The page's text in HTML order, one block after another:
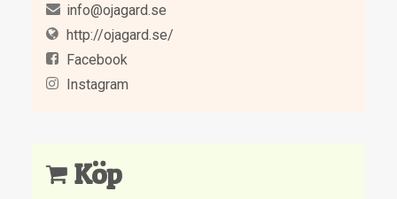
info@ojagard.se
http://ojagard.se/
Facebook
Instagram
Köp